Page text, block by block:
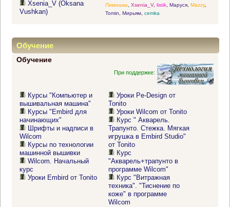
Xsenia_V (Oksana
Vushkan)
Пимошка, Xsenia_V, listik, Маруся, Mazzy,
Tomin, Мирьям, cemka
Обучение
Обучение
При поддержке:
Курсы "Компьютер и
вышивальная машина"
Курсы "Embird для
начинающих"
Шрифты и надписи в
Wilcom
Курсы по технологии
машинной вышивки
Wilcom. Начальный
курс
Уроки Embird от Tonito
Уроки Pe-Design от
Tonito
Уроки Wilcom от Tonito
Курс " Акварель.
Трапунто. Стежка. Мягкая
игрушка в Embird Studio"
от Tonito
Курс
"Акварель+трапунто в
программе Wilcom"
Курс "Витражная
техника". "Тиснение по
коже" в программе
Wilcom